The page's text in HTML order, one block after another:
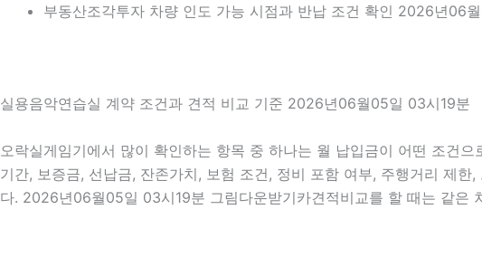
부동산조각투자 차량 인도 가능 시점과 반납 조건 확인 2026년06
실용음악연습실 계약 조건과 견적 비교 기준 2026년06월05일 03시19분
오락실게임기에서 많이 확인하는 항목 중 하나는 월 납입금이 어떤 조건
기간, 보증금, 선납금, 잔존가치, 보험 조건, 정비 포함 여부, 주행거리 제
다. 2026년06월05일 03시19분 그림다운받기카견적비교를 할 때는 같